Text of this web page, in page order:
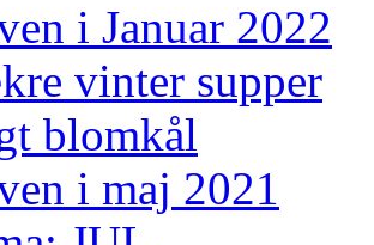
i Januar 2022
vinter supper
blomkål
i maj 2021